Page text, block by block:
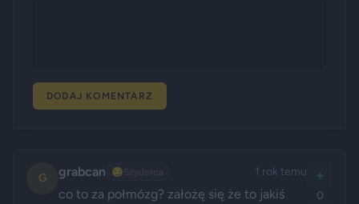
DODAJ KOMENTARZ
G grabcan 😏 1 rok temu
co to za połmózg? założę się że to jakiś
+
0